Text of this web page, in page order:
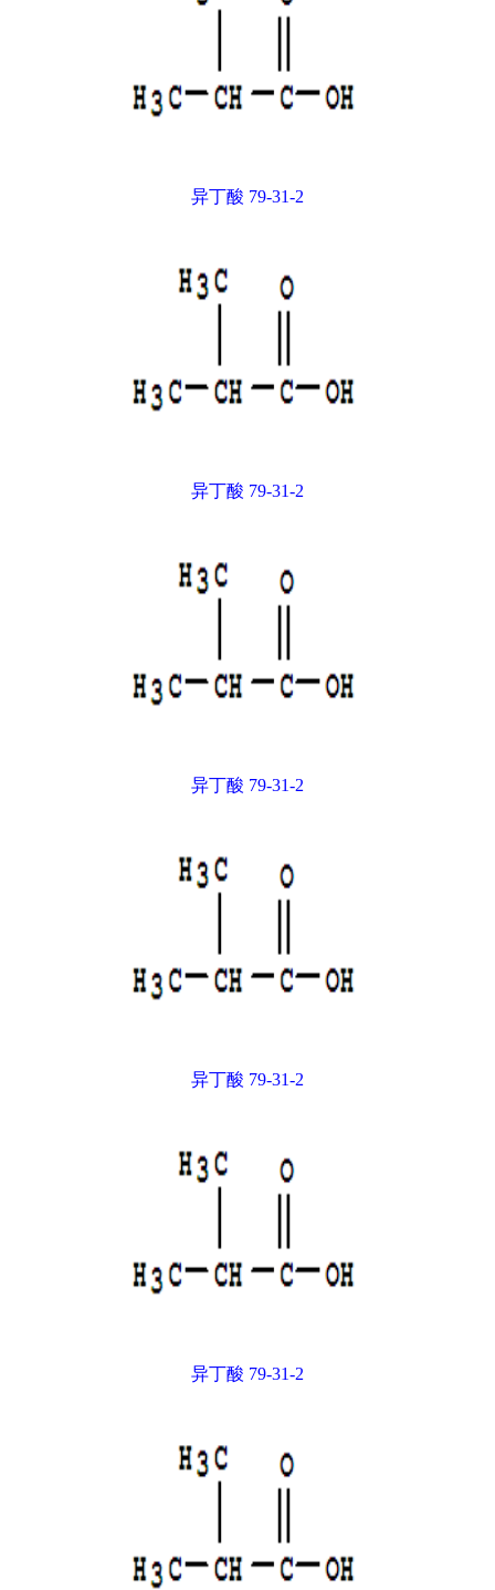
异丁酸 79-31-2
异丁酸 79-31-2
异丁酸 79-31-2
异丁酸 79-31-2
异丁酸 79-31-2